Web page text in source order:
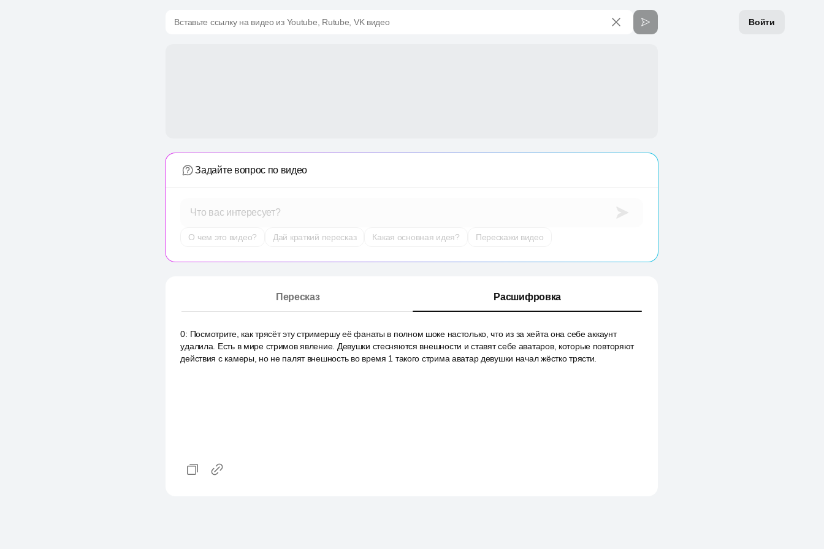
Войти
Вставьте ссылку на видео из Youtube, Rutube, VK видео
Задайте вопрос по видео
Что вас интересует?
О чем это видео? Дай краткий пересказ Какая основная идея? Перескажи видео
Пересказ Расшифровка
0: Посмотрите, как трясёт эту стримершу её фанаты в полном шоке настолько, что из за хейта она себе аккаунт
удалила. Есть в мире стримов явление. Девушки стесняются внешности и ставят себе аватаров, которые повторяют
действия с камеры, но не палят внешность во время 1 такого стрима аватар девушки начал жёстко трясти.